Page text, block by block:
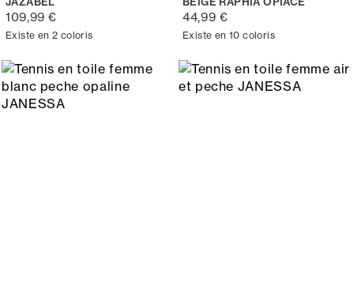
109,99 €
Existe en 2 coloris
44,99 €
Existe en 10 coloris